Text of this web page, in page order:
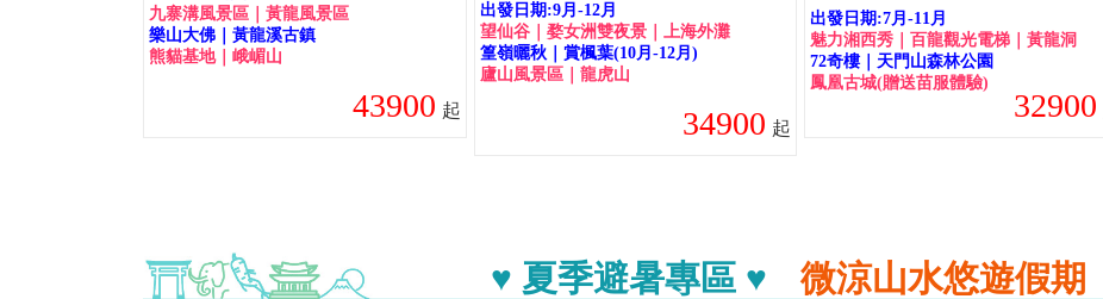
九寨溝風景區｜黃龍風景區
樂山大佛｜黃龍溪古鎮
熊貓基地｜峨嵋山
43900 起
出發日期:9月-12月
望仙谷｜婺女洲雙夜景｜上海外灘
篁嶺曬秋｜賞楓葉(10月-12月)
廬山風景區｜龍虎山
34900 起
出發日期:7月-11月
魅力湘西秀｜百龍觀光電梯｜黃龍洞
72奇樓｜天門山森林公園
鳳凰古城(贈送苗服體驗)
32900
♥ 夏季避暑專區 ♥ 微涼山水悠遊假期